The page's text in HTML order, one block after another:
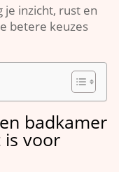
je inzicht, rust en
betere keuzes
badkamer
is voor